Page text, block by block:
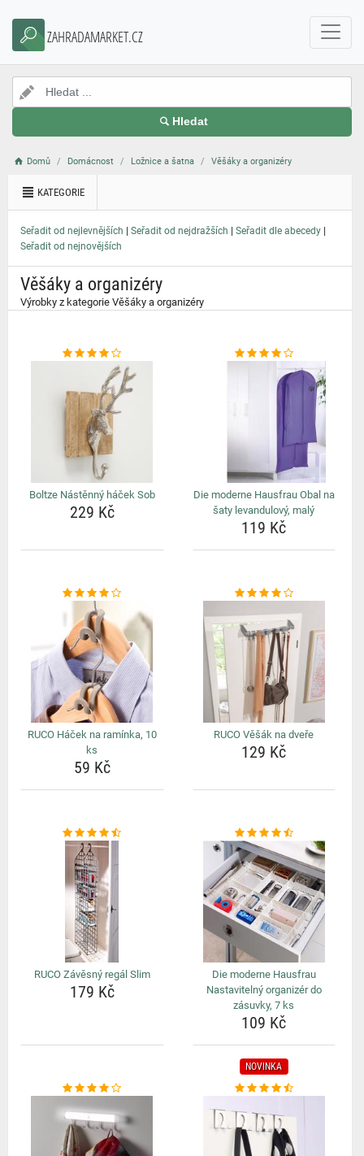
ZAHRADAMARKET.CZ
Hledat
Domů Domácnost Ložnice a šatna Věšáky a organizéry
KATEGORIE
Seřadit od nejlevnějších | Seřadit od nejdražších | Seřadit dle abecedy |
Seřadit od nejnovějších
Věšáky a organizéry
Výrobky z kategorie Věšáky a organizéry
Boltze Nástěnný háček Sob
229 Kč
Die moderne Hausfrau Obal na
šaty levandulový, malý
119 Kč
RUCO Háček na ramínka, 10
ks
59 Kč
RUCO Věšák na dveře
129 Kč
RUCO Závěsný regál Slim
179 Kč
Die moderne Hausfrau
Nastavitelný organizér do
zásuvky, 7 ks
109 Kč
NOVINKA